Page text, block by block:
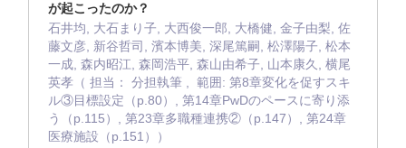
が起こったのか？
石井均, 大石まり子, 大西俊一郎, 大橋健, 金子由梨, 佐
藤文彦, 新谷哲司, 濱本博美, 深尾篤嗣, 松澤陽子, 松本
一成, 森内昭江, 森岡浩平, 森山由希子, 山本康久, 横尾
英孝（ 担当： 分担執筆 , 範囲: 第8章変化を促すスキ
ル③目標設定（p.80）, 第14章PwDのペースに寄り添
う（p.115）, 第23章多職種連携②（p.147）, 第24章
医療施設（p.151））